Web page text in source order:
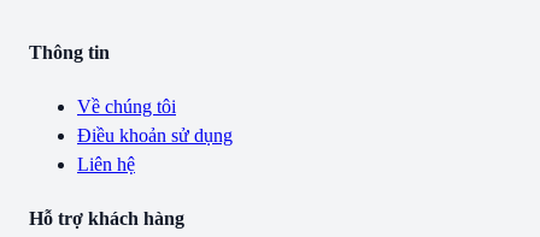
Thông tin
Về chúng tôi
Điều khoản sử dụng
Liên hệ
Hỗ trợ khách hàng